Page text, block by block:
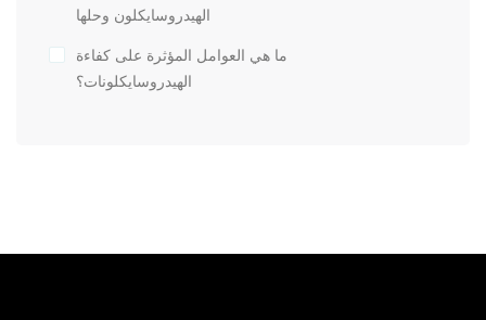
الهيدروسايكلون وحلها
ما هي العوامل المؤثرة على كفاءة
الهيدروسايكلونات؟